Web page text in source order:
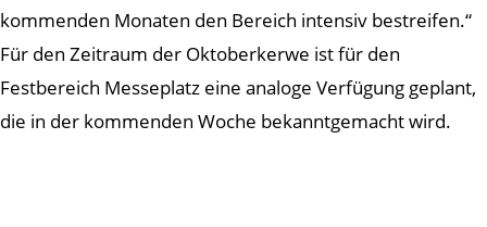
kommenden Monaten den Bereich intensiv bestreifen.“
Für den Zeitraum der Oktoberkerwe ist für den
Festbereich Messeplatz eine analoge Verfügung geplant,
die in der kommenden Woche bekanntgemacht wird.